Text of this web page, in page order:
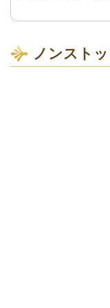
ノンスト